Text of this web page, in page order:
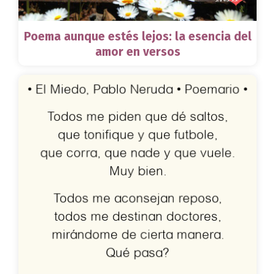
Poema aunque estés lejos: la esencia del
amor en versos